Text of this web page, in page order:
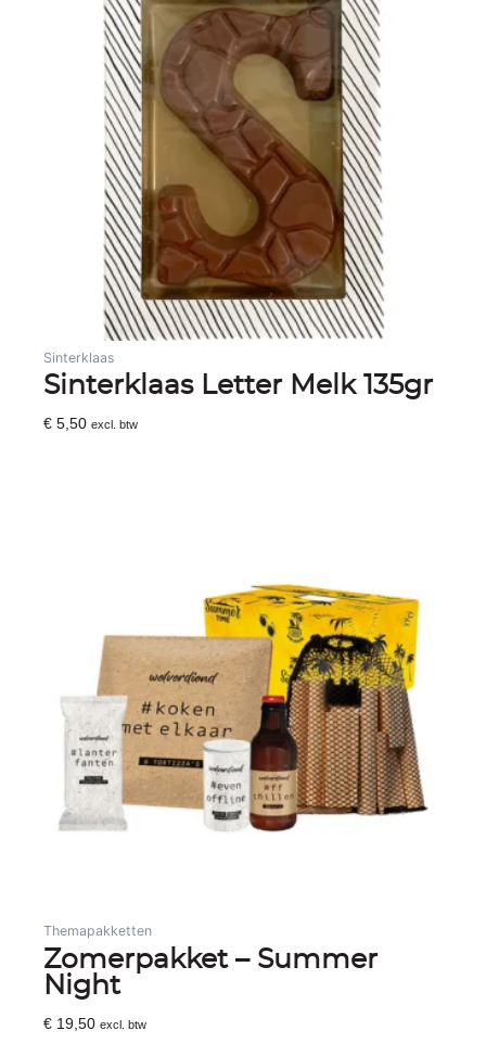
Sinterklaas
Sinterklaas Letter Melk 135gr
€ 5,50 excl. btw
Themapakketten
Zomerpakket – Summer
Night
€ 19,50 excl. btw